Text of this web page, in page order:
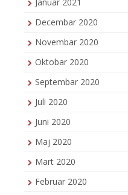
Decembar 2020
Novembar 2020
Oktobar 2020
Septembar 2020
Juli 2020
Juni 2020
Maj 2020
Mart 2020
Februar 2020